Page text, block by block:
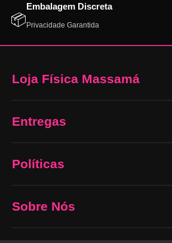
📦
Embalagem Discreta
Privacidade Garantida
Loja Física Massamá
Entregas
Políticas
Sobre Nós